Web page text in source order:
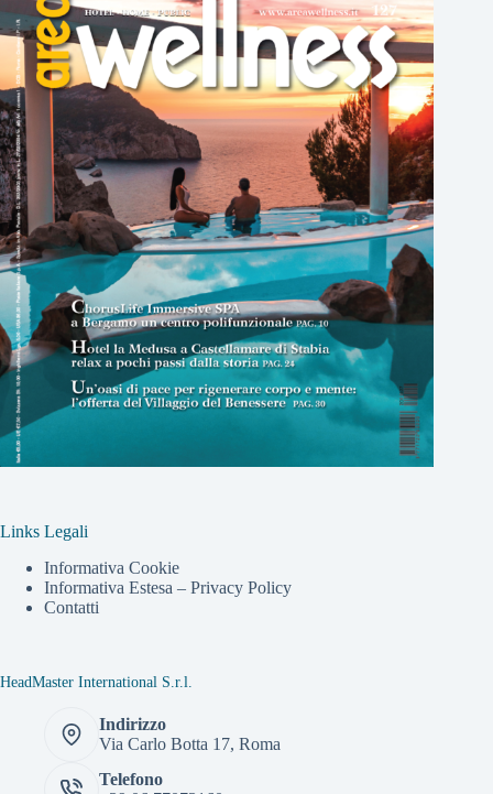
Links Legali
Informativa Cookie
Informativa Estesa – Privacy Policy
Contatti
HeadMaster International S.r.l.
Indirizzo
Via Carlo Botta 17, Roma
Telefono